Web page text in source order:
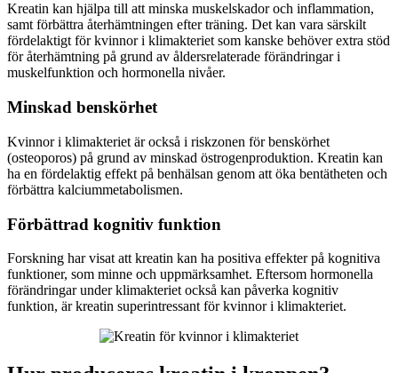
Kreatin kan hjälpa till att minska muskelskador och inflammation,
samt förbättra återhämtningen efter träning. Det kan vara särskilt
fördelaktigt för kvinnor i klimakteriet som kanske behöver extra stöd
för återhämtning på grund av åldersrelaterade förändringar i
muskelfunktion och hormonella nivåer.
Minskad benskörhet
Kvinnor i klimakteriet är också i riskzonen för benskörhet
(osteoporos) på grund av minskad östrogenproduktion. Kreatin kan
ha en fördelaktig effekt på benhälsan genom att öka bentätheten och
förbättra kalciummetabolismen.
Förbättrad kognitiv funktion
Forskning har visat att kreatin kan ha positiva effekter på kognitiva
funktioner, som minne och uppmärksamhet. Eftersom hormonella
förändringar under klimakteriet också kan påverka kognitiv
funktion, är kreatin superintressant för kvinnor i klimakteriet.